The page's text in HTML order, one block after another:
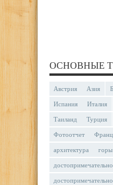
ОСНОВНЫЕ
Австрия Азия
Испания Италия
Таиланд Турция
Фотоотчет
архитектура горы